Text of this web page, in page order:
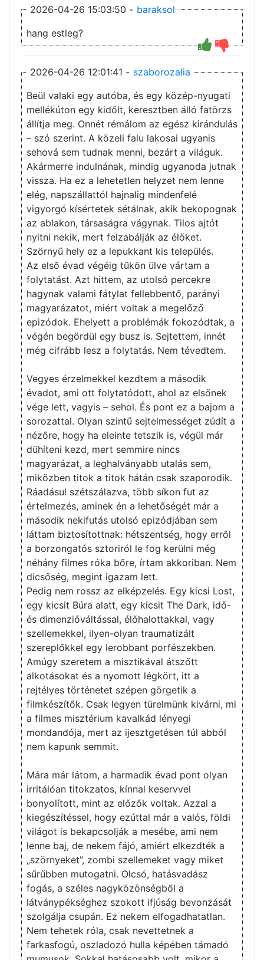
2026-04-26 15:03:50 - baraksol
hang estleg?
2026-04-26 12:01:41 - szaborozalia
Beül valaki egy autóba, és egy közép-nyugati
mellékúton egy kidőlt, keresztben álló fatörzs
állítja meg. Onnét rémálom az egész kirándulás
– szó szerint. A közeli falu lakosai ugyanis
sehová sem tudnak menni, bezárt a világuk.
Akármerre indulnának, mindig ugyanoda jutnak
vissza. Ha ez a lehetetlen helyzet nem lenne
elég, napszállattól hajnalig mindenfelé
vigyorgó kísértetek sétálnak, akik bekopognak
az ablakon, társaságra vágynak. Tilos ajtót
nyitni nekik, mert felzabálják az élőket.
Szörnyű hely ez a lepukkant kis település.
Az első évad végéig tűkön ülve vártam a
folytatást. Azt hittem, az utolsó percekre
hagynak valami fátylat fellebbentő, parányi
magyarázatot, miért voltak a megelőző
epizódok. Ehelyett a problémák fokozódtak, a
végén begördül egy busz is. Sejtettem, innét
még cifrább lesz a folytatás. Nem tévedtem.
Vegyes érzelmekkel kezdtem a második
évadot, ami ott folytatódott, ahol az elsőnek
vége lett, vagyis – sehol. És pont ez a bajom a
sorozattal. Olyan szintű sejtelmességet zúdít a
nézőre, hogy ha eleinte tetszik is, végül már
dühíteni kezd, mert semmire nincs
magyarázat, a leghalványabb utalás sem,
miközben titok a titok hátán csak szaporodik.
Ráadásul szétszálazva, több síkon fut az
értelmezés, aminek én a lehetőségét már a
második nekifutás utolsó epizódjában sem
láttam biztosítottnak: hétszentség, hogy erről
a borzongatós sztoriról le fog kerülni még
néhány filmes róka bőre, írtam akkoriban. Nem
dicsőség, megint igazam lett.
Pedig nem rossz az elképzelés. Egy kicsi Lost,
egy kicsit Búra alatt, egy kicsit The Dark, idő-
és dimenzióváltással, élőhalottakkal, vagy
szellemekkel, ilyen-olyan traumatizált
szereplőkkel egy lerobbant porfészekben.
Amúgy szeretem a misztikával átszőtt
alkotásokat és a nyomott légkört, itt a
rejtélyes történetet szépen görgetik a
filmkészítők. Csak legyen türelmünk kivárni, mi
a filmes misztérium kavalkád lényegi
mondandója, mert az ijesztgetésen túl abból
nem kapunk semmit.
Mára már látom, a harmadik évad pont olyan
irritálóan titokzatos, kínnal keservvel
bonyolított, mint az előzők voltak. Azzal a
kiegészítéssel, hogy ezúttal már a valós, földi
világot is bekapcsolják a mesébe, ami nem
lenne baj, de nekem fájó, amiért elkezdték a
„szörnyeket”, zombi szellemeket vagy miket
sűrűbben mutogatni. Olcsó, hatásvadász
fogás, a széles nagyközönségből a
látványpékséghez szokott ifjúság bevonzását
szolgálja csupán. Ez nekem elfogadhatatlan.
Nem tehetek róla, csak nevettetnek a
farkasfogú, oszladozó hulla képében támadó